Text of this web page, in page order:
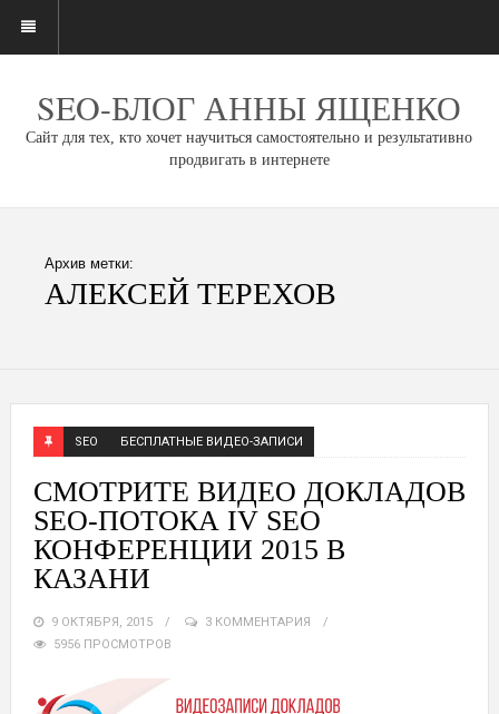
SEO-БЛОГ АННЫ ЯЩЕНКО
Сайт для тех, кто хочет научиться самостоятельно и результативно
продвигать в интернете
Архив метки:
АЛЕКСЕЙ ТЕРЕХОВ
SEO БЕСПЛАТНЫЕ ВИДЕО-ЗАПИСИ
СМОТРИТЕ ВИДЕО ДОКЛАДОВ
SEO-ПОТОКА IV SEO
КОНФЕРЕНЦИИ 2015 В
КАЗАНИ
9 ОКТЯБРЯ, 2015
3 КОММЕНТАРИЯ
5956 ПРОСМОТРОВ